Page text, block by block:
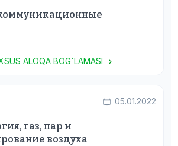
ALOQA BOG`LAMASI
05.01.2022
газ, пар и
воздуха